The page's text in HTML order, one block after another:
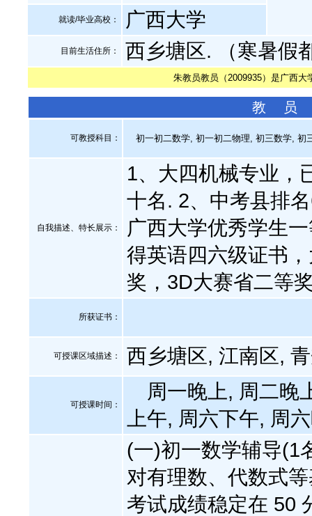
就读/毕业高校： 广西大学
目前生活住所： 西乡塘区. （寒暑假
朱教员教员（2009935）是广西大
教 员
可教授科目： 初一初二数学, 初一初二物理, 初三数学, 初
自我描述、特长展示 ：
1、大四机械专业，
十名. 2、中考县排
广西大学优秀学生
得英语四六级证书
奖，3D大赛省二等
所获证书 ：
可授课区域描述： 西乡塘区, 江南区,
可授课时间：
周一晚上, 周二晚
上午, 周六下午, 周
(一)初一数学辅导(1
对有理数、代数式
考试成绩稳定在 50